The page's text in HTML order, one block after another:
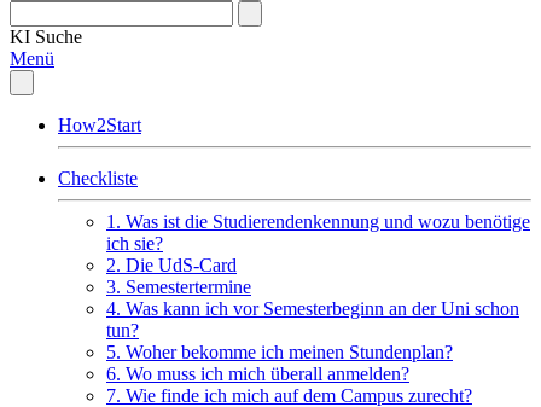
KI Suche
Menü
How2Start
Checkliste
1. Was ist die Studierendenkennung und wozu benötige
ich sie?
2. Die UdS-Card
3. Semestertermine
4. Was kann ich vor Semesterbeginn an der Uni schon
tun?
5. Woher bekomme ich meinen Stundenplan?
6. Wo muss ich mich überall anmelden?
7. Wie finde ich mich auf dem Campus zurecht?